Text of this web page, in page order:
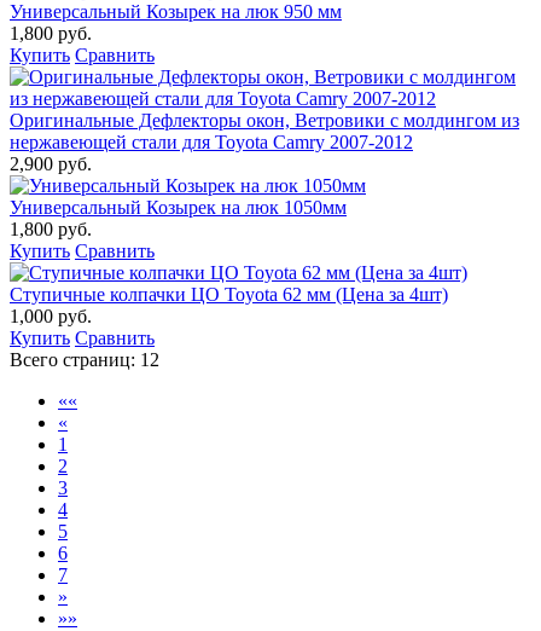
Универсальный Козырек на люк 950 мм
1,800 руб.
Купить Сравнить
Оригинальные Дефлекторы окон, Ветровики с молдингом из
нержавеющей стали для Toyota Camry 2007-2012
2,900 руб.
Универсальный Козырек на люк 1050мм
1,800 руб.
Купить Сравнить
Ступичные колпачки ЦО Toyota 62 мм (Цена за 4шт)
1,000 руб.
Купить Сравнить
Всего страниц: 12
««
«
1
2
3
4
5
6
7
»
»»